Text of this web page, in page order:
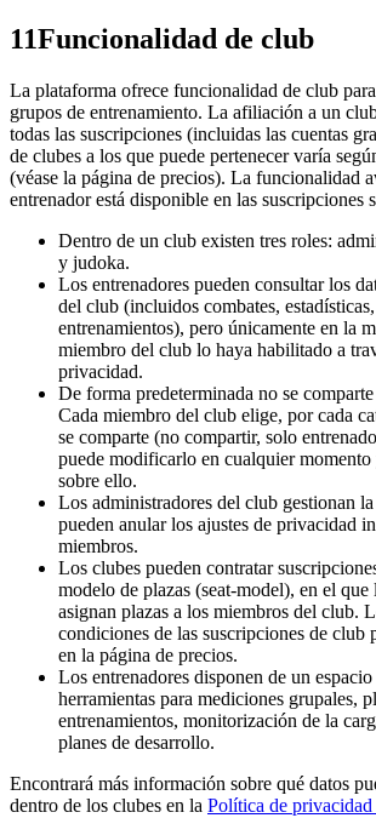
11Funcionalidad de club
La plataforma ofrece funcionalidad de club
grupos de entrenamiento. La afiliación a un
todas las suscripciones (incluidas las cuentas
de clubes a los que puede pertenecer varía
(véase la página de precios). La funcionalidad
entrenador está disponible en las suscripciones
Dentro de un club existen tres roles:
y judoka.
Los entrenadores pueden consultar los
del club (incluidos combates,
entrenamientos), pero únicamente en la
miembro del club lo haya habilitado a
privacidad.
De forma predeterminada no se
Cada miembro del club elige, por cada
se comparte (no compartir, solo
puede modificarlo en cualquier
sobre ello.
Los administradores del club gestionan
pueden anular los ajustes de privacidad
miembros.
Los clubes pueden contratar
modelo de plazas (seat-model), en el que
asignan plazas a los miembros del club.
condiciones de las suscripciones de club
en la página de precios.
Los entrenadores disponen de un
herramientas para mediciones grupales,
entrenamientos, monitorización de la
planes de desarrollo.
Encontrará más información sobre qué datos
dentro de los clubes en la Política de